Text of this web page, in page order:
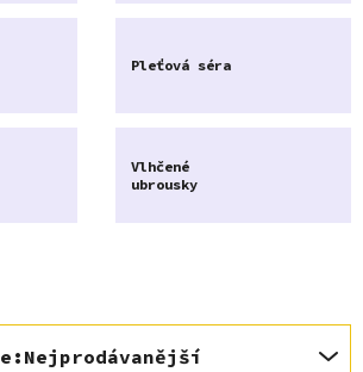
Pleťová séra
Vlhčené
ubrousky
Nejprodávanější